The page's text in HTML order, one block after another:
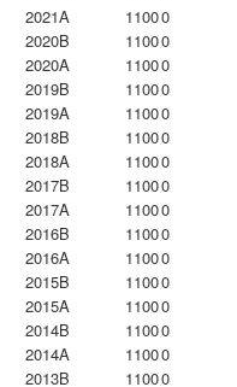
2021A
11000
2020B
11000
2020A
11000
2019B
11000
2019A
11000
2018B
11000
2018A
11000
2017B
11000
2017A
11000
2016B
11000
2016A
11000
2015B
11000
2015A
11000
2014B
11000
2014A
11000
2013B
11000